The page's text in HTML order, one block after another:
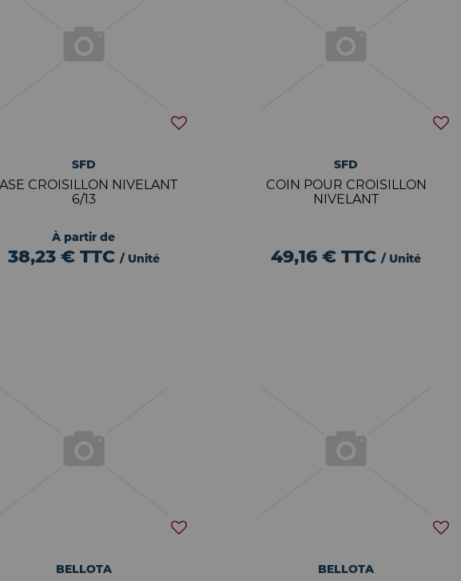
SFD
CROISILLON NIVELANT
6/13
À partir de
38,23 € TTC / Unité
SFD
COIN POUR CROISILLON
NIVELANT
49,16 €TTC / Unité
BELLOTA BELLOTA